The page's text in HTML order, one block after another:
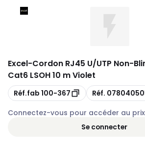
Excel-Cordon RJ45 U/UTP Non-
Cat6 LSOH 10 m Violet
Copie
Réf.fab 100-367 Copie
Réf.
Connectez-vous pour accéder au
Se connecter